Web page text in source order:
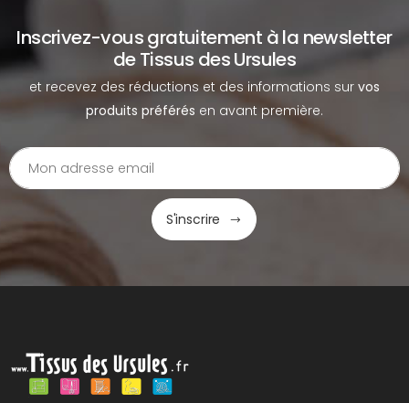
Inscrivez-vous gratuitement à la newsletter
de Tissus des Ursules
et recevez des réductions et des informations sur vos
produits préférés en avant première.
S'inscrire